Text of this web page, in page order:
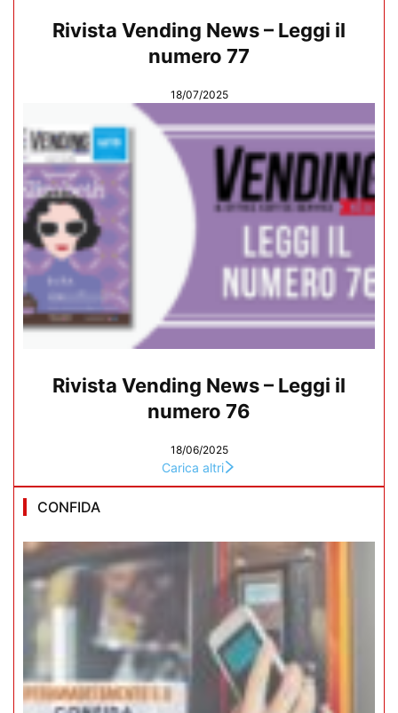
Rivista Vending News – Leggi il
numero 77
18/07/2025
Rivista Vending News – Leggi il
numero 76
18/06/2025
Carica altri
CONFIDA